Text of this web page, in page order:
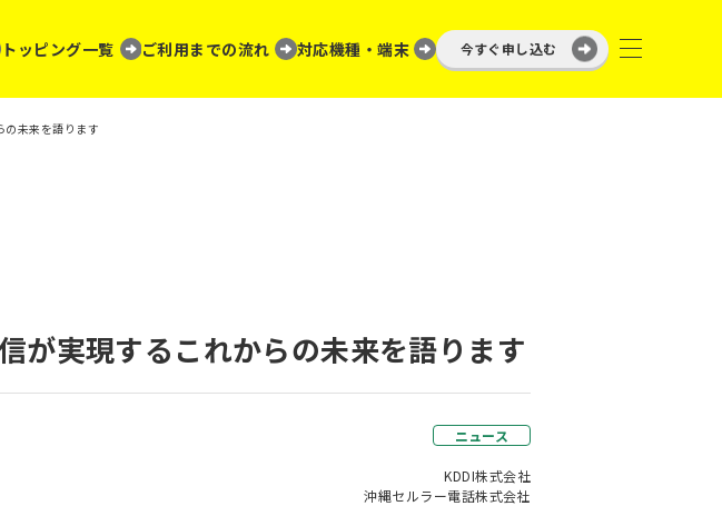
トッピング一覧 ご利用までの流れ 対応機種・端末 今すぐ申し込む
未来を語ります
が実現するこれからの未来を語ります
ニュース
KDDI株式会社
沖縄セルラー電話株式会社